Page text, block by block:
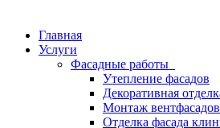
Главная
Услуги
Фасадные работы
Утепление фасадов
Декоративная
Монтаж вентфасадов
Отделка фасада